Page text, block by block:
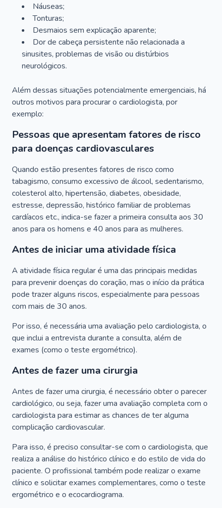
Náuseas;
Tonturas;
Desmaios sem explicação aparente;
Dor de cabeça persistente não relacionada a
sinusites, problemas de visão ou distúrbios
neurológicos.
Além dessas situações potencialmente emergenciais, há
outros motivos para procurar o cardiologista, por
exemplo:
Pessoas que apresentam fatores de risco
para doenças cardiovasculares
Quando estão presentes fatores de risco como
tabagismo, consumo excessivo de álcool, sedentarismo,
colesterol alto, hipertensão, diabetes, obesidade,
estresse, depressão, histórico familiar de problemas
cardíacos etc., indica-se fazer a primeira consulta aos 30
anos para os homens e 40 anos para as mulheres.
Antes de iniciar uma atividade física
A atividade física regular é uma das principais medidas
para prevenir doenças do coração, mas o início da prática
pode trazer alguns riscos, especialmente para pessoas
com mais de 30 anos.
Por isso, é necessária uma avaliação pelo cardiologista, o
que inclui a entrevista durante a consulta, além de
exames (como o teste ergométrico).
Antes de fazer uma cirurgia
Antes de fazer uma cirurgia, é necessário obter o parecer
cardiológico, ou seja, fazer uma avaliação completa com o
cardiologista para estimar as chances de ter alguma
complicação cardiovascular.
Para isso, é preciso consultar-se com o cardiologista, que
realiza a análise do histórico clínico e do estilo de vida do
paciente. O profissional também pode realizar o exame
clínico e solicitar exames complementares, como o teste
ergométrico e o ecocardiograma.